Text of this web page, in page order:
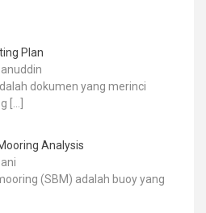
Plan
dokumen yang merinci
Analysis
(SBM) adalah buoy yang